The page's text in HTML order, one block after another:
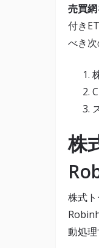
売買
付き
べき
株
株式
動処理